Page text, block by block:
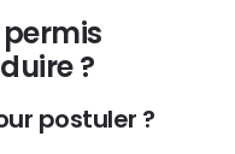
?
postuler ?